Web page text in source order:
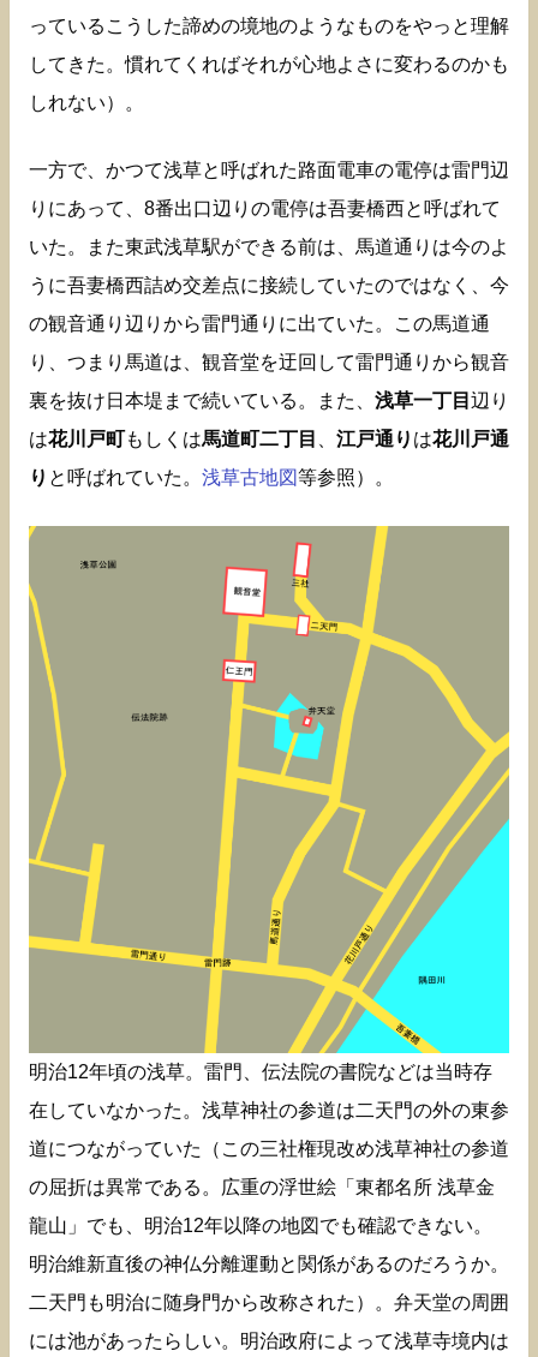
っているこうした諦めの境地のようなものをやっと理解
してきた。慣れてくればそれが心地よさに変わるのかも
しれない）。
一方で、かつて浅草と呼ばれた路面電車の電停は雷門辺
りにあって、8番出口辺りの電停は吾妻橋西と呼ばれて
いた。また東武浅草駅ができる前は、馬道通りは今のよ
うに吾妻橋西詰め交差点に接続していたのではなく、今
の観音通り辺りから雷門通りに出ていた。この馬道通
り、つまり馬道は、観音堂を迂回して雷門通りから観音
裏を抜け日本堤まで続いている。また、 浅草一丁目 辺り
は花川戸町もしくは馬道町二丁目 江戸通り は花川戸通
り と呼ばれていた。 浅草古地図等参照）。
明治12年頃の浅草。雷門、伝法院の書院などは当時存
在していなかった。浅草神社の参道は二天門の外の東参
道につながっていた（この三社権現改め浅草神社の参道
の屈折は異常である。広重の浮世絵「東都名所 浅草金
龍山」でも、明治12年以降の地図でも確認できない。
明治維新直後の神仏分離運動と関係があるのだろうか。
二天門も明治に随身門から改称された）。弁天堂の周囲
には池があったらしい。明治政府によって浅草寺境内は